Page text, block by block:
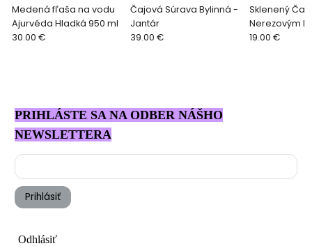
Medená fľaša na vodu
Ajurvéda Hladká 950 ml
30.00 €
Čajová Súrava Bylinná -
Jantár
39.00 €
Sklenený
Nerezovým
ml
19.00 €
PRIHLÁSTE SA NA ODBER NÁŠHO
NEWSLETTERA
Prihlásiť
Odhlásiť